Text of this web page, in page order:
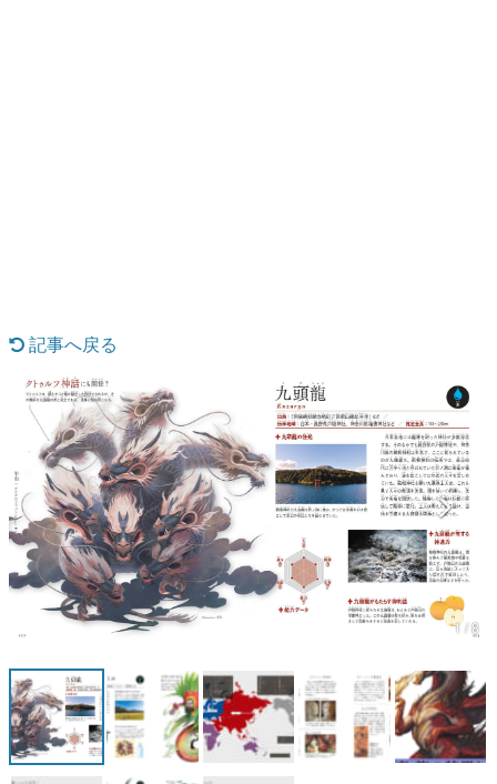
です。
ゲームが変えた日本語
「経験値」「裏技」「ラスボス」… ゲームにまつわる言葉
の起源や用法の変遷を、コンピューター文化史研究家・タ
イニーP氏が徹底調査。
カテゴリ
特集記事
マンガ
女性向け
アプリレビュー
その他
記事へ戻る
1 / 8